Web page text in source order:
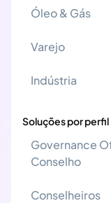
Óleo & Gás
Varejo
Indústria
Soluções por perfil
Governance
Conselho
Conselheiros